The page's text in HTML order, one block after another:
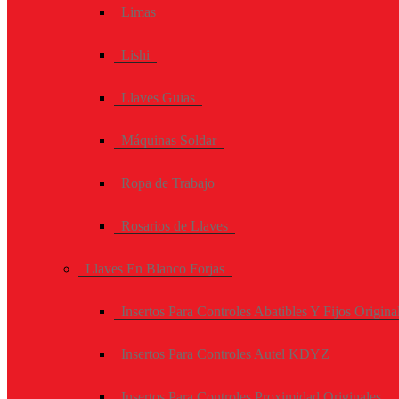
Limas
Lishi
Llaves Guias
Máquinas Soldar
Ropa de Trabajo
Rosarios de Llaves
Llaves En Blanco Forjas
Insertos Para Controles Abatibles Y Fijos
Insertos Para Controles Autel KDYZ